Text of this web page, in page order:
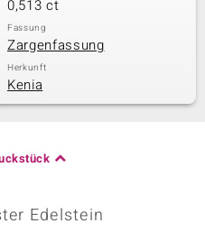
0,513 ct
Fassung
Zargenfassung
Herkunft
Kenia
Edelstein